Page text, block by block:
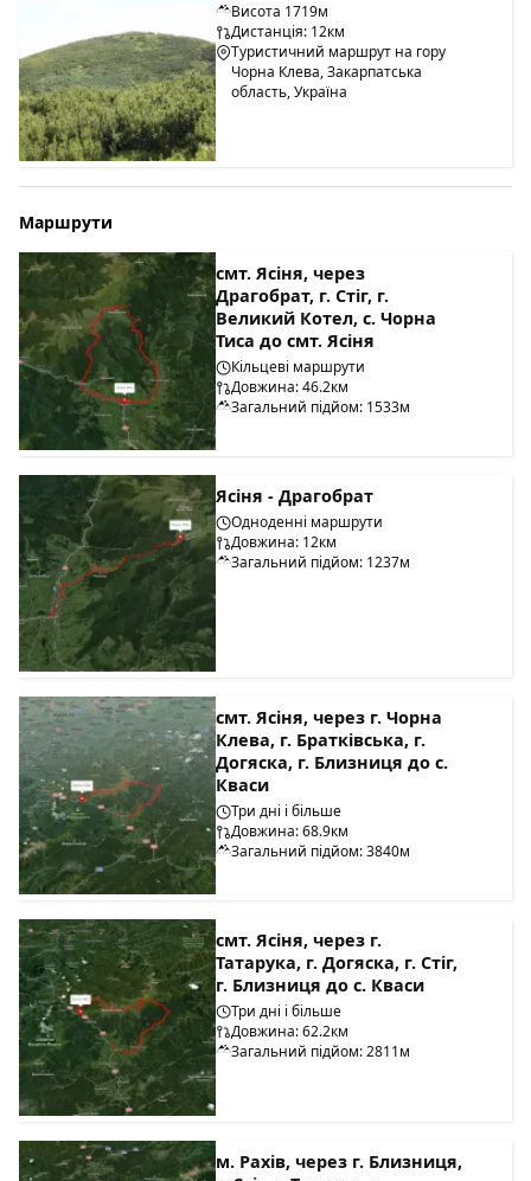
Висота 1719м
Дистанція: 12км
Туристичний маршрут на гору
Чорна Клева, Закарпатська
область, Україна
Маршрути
смт. Ясіня, через
Драгобрат, г. Стіг, г.
Великий Котел, с. Чорна
Тиса до смт. Ясіня
Кільцеві маршрути
Довжина: 46.2км
Загальний підйом: 1533м
Ясіня - Драгобрат
Одноденні маршрути
Довжина: 12км
Загальний підйом: 1237м
смт. Ясіня, через г. Чорна
Клева, г. Братківська, г.
Догяска, г. Близниця до с.
Кваси
Три дні і більше
Довжина: 68.9км
Загальний підйом: 3840м
смт. Ясіня, через г.
Татарука, г. Догяска, г. Стіг,
г. Близниця до с. Кваси
Три дні і більше
Довжина: 62.2км
Загальний підйом: 2811м
м. Рахів, через г. Близниця,